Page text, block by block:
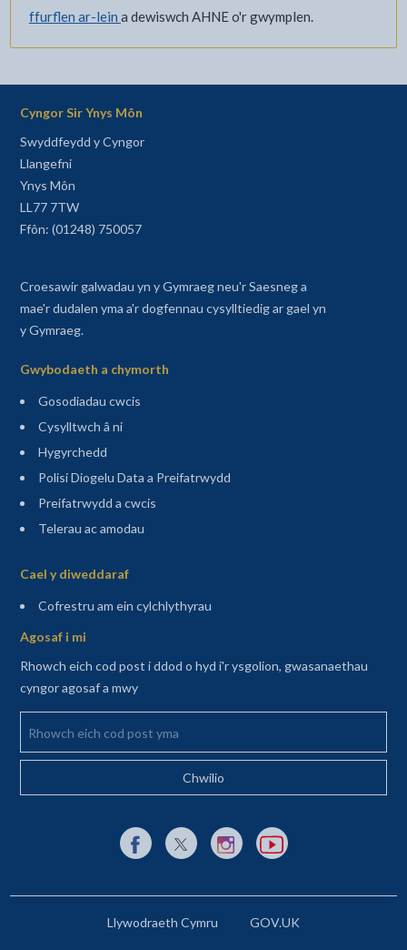
ffurflen ar-lein a dewiswch AHNE o'r gwymplen.
Cyngor Sir Ynys Môn
Swyddfeydd y Cyngor
Llangefni
Ynys Môn
LL77 7TW
Ffôn: (01248) 750057
Croesawir galwadau yn y Gymraeg neu'r Saesneg a
mae'r dudalen yma a'r dogfennau cysylltiedig ar gael yn
y Gymraeg.
Gwybodaeth a chymorth
Gosodiadau cwcis
Cysylltwch â ni
Hygyrchedd
Polisi Diogelu Data a Preifatrwydd
Preifatrwydd a cwcis
Telerau ac amodau
Cael y diweddaraf
Cofrestru am ein cylchlythyrau(agor mewn tab newydd)
Agosaf i mi
Rhowch eich cod post i ddod o hyd i'r ysgolion, gwasanaethau
cyngor agosaf a mwy
Rhowch eich cod post yma
Dolen allanol i Facebook yn agor mewn tab newydd
Dolen allanol i X (Twitter) yn agor mewn
Dolen allanol i Instagram yn agor
Dolen allanol i YouTube
Llywodraeth Cymru GOV.UK